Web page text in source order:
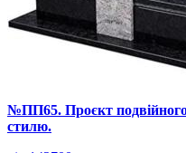
№ПП65. Проєкт
стилю.